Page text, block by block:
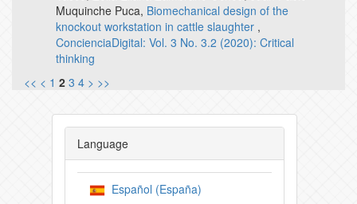
Muquinche Puca, Biomechanical design of the
knockout workstation in cattle slaughter ,
ConcienciaDigital: Vol. 3 No. 3.2 (2020): Critical
thinking
<< < 1 2 3 4 > >>
Language
Español (España)